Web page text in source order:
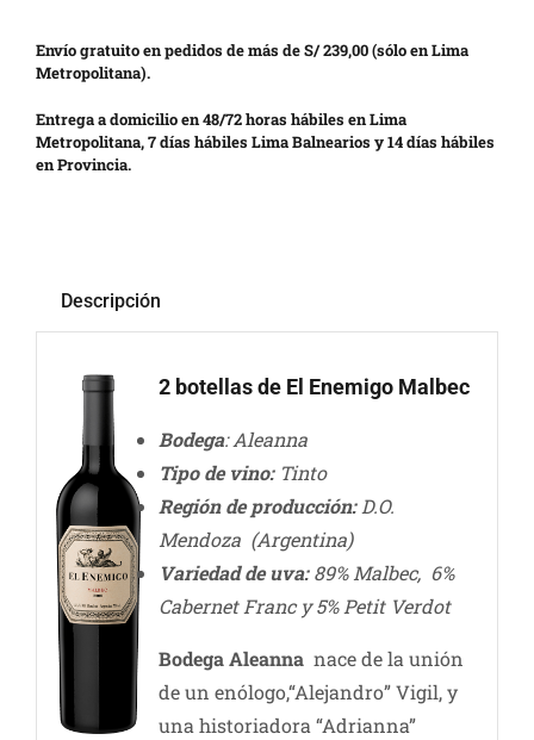
Envío gratuito en pedidos de más de S/ 239,00 (sólo en Lima
Metropolitana).
Entrega a domicilio en 48/72 horas hábiles en Lima
Metropolitana, 7 días hábiles Lima Balnearios y 14 días hábiles
en Provincia.
Descripción
2 botellas de El Enemigo Malbec
Bodega: Aleanna
Tipo de vino:Tinto
Región de producción:D.O.
Mendoza (Argentina)
Variedad de uva:89% Malbec, 6%
Cabernet Franc y 5% Petit Verdot
Bodega Aleannanace de la unión
de un enólogo,“Alejandro” Vigil, y
una historiadora “Adrianna”